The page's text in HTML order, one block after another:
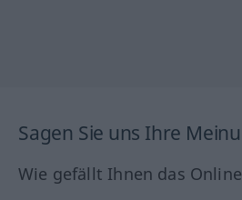
Sagen Sie uns Ihre
Wie gefällt Ihnen das